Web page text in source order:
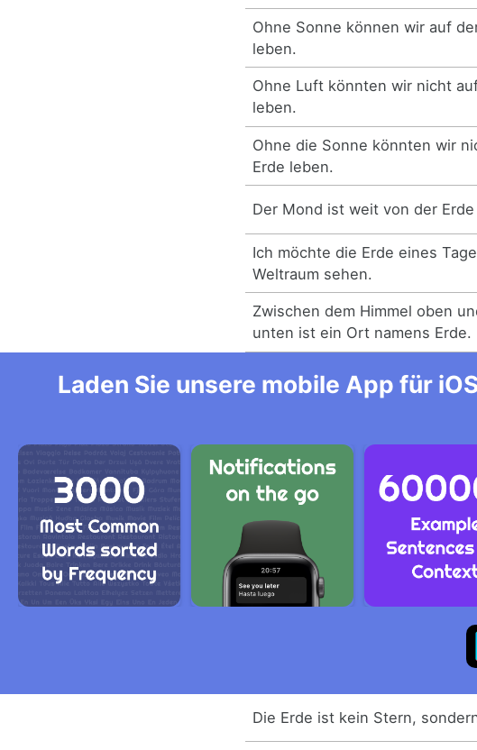
Ohne Sonne können wir auf
leben.
Ohne Luft könnten wir nicht
leben.
Ohne die Sonne könnten wir
Erde leben.
Der Mond ist weit von der
Ich möchte die Erde eines
Weltraum sehen.
Zwischen dem Himmel oben
unten ist ein Ort namens Erde.
Laden Sie unsere mobile App für
Die Erde ist kein Stern,